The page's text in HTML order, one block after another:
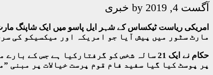
آگست 4, 2019 خبری
مارٹ سٹور میں پیش آیا جو امریکہ اور میکسیکو کی
حکام نے ایک 21 سالہ شخص کو گرفتارکیا ہے
پر پوسٹ کیا گیا سفید فام قوم پرست خیالات پر مبنی